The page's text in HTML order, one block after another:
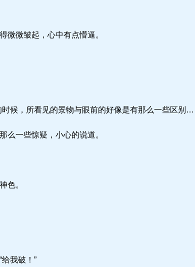
微皱起，心中有点懵逼。
候，所看见的景物与眼前的好像是有那么一些区别
一些惊疑，小心的说道。
色。
我破！”